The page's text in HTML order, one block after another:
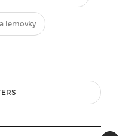
lemovky